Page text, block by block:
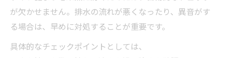
が欠かせません。排水の流れが悪くなったり、異音がす
る場合は、早めに対処することが重要です。
具体的なチェックポイントとしては、